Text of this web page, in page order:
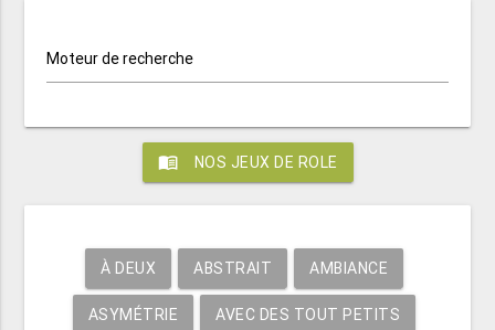
Moteur de recherche
menu_book NOS JEUX DE ROLE
À DEUX ABSTRAIT AMBIANCE
ASYMÉTRIE AVEC DES TOUT PETITS